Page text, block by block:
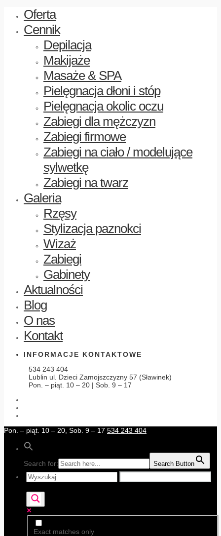
Oferta
Cennik
Depilacja
Makijaże
Masaże & SPA
Pielęgnacja dłoni i stóp
Pielęgnacja okolic oczu
Zabiegi dla mężczyzn
Zabiegi firmowe
Zabiegi na ciało / modelujące
sylwetkę
Zabiegi na twarz
Galeria
Rzęsy
Stylizacja paznokci
Wizaż
Zabiegi
Gabinety
Aktualności
Blog
O nas
Kontakt
INFORMACJE KONTAKTOWE
534 243 404
Lublin ul. Dzieci Zamojszczyzny 57 (Sławinek)
Pon. – piąt. 10 – 20 | Sob. 9 – 17
Pon. – piąt. 10 – 20, Sob. 9 – 17 534 243 404
Search for: Search Button
Exact matches only